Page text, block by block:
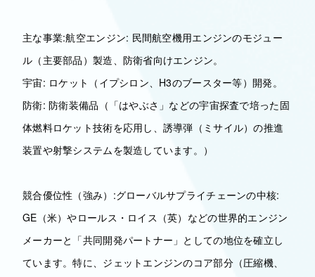
主な事業:航空エンジン: 民間航空機用エンジンのモジュー
ル（主要部品）製造、防衛省向けエンジン。
宇宙: ロケット（イプシロン、H3のブースター等）開発。
防衛: 防衛装備品（「はやぶさ」などの宇宙探査で培った固
体燃料ロケット技術を応用し、誘導弾（ミサイル）の推進
装置や射撃システムを製造しています。）
競合優位性（強み）:グローバルサプライチェーンの中核:
GE（米）やロールス・ロイス（英）などの世界的エンジン
メーカーと「共同開発パートナー」としての地位を確立し
ています。特に、ジェットエンジンのコア部分（圧縮機、